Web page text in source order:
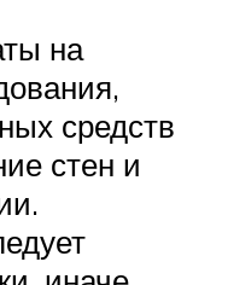
на
средств
стен и